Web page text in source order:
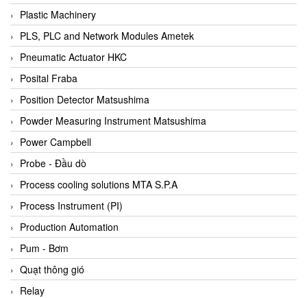
Bestech
Bestech
BETA
Bifold
Bihl+wiedemann
Bihl+wiedemann
Bilz
Binder Connector
Biotech
BirdX Vietnam
BK Vibro
Black Box
BlackBox Vietnam
BLAGDON PUMP
Plastic Machinery
PLS, PLC and Network Modules Ametek
Pneumatic Actuator HKC
Posital Fraba
Position Detector Matsushima
Powder Measuring Instrument Matsushima
Power Campbell
Probe - Đầu dò
Process cooling solutions MTA S.P.A
Process Instrument (PI)
Production Automation
Pum - Bơm
Quạt thông gió
Relay